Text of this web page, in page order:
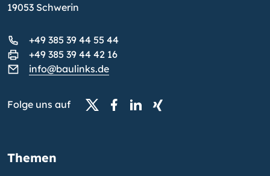
19053 Schwerin
+49 385 39 44 55 44
+49 385 39 44 42 16
info@baulinks.de
Folge uns auf
Themen